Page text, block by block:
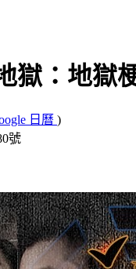
獄：地獄
日曆 )
號